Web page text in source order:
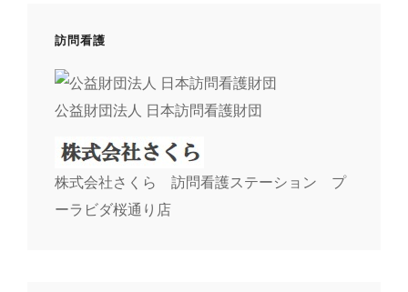
訪問看護
公益財団法人 日本訪問看護財団
株式会社さくら 訪問看護ステーション プ
ーラビダ桜通り店